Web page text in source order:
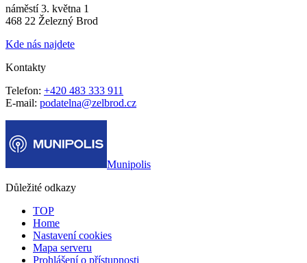
náměstí 3. května 1
468 22 Železný Brod
Kde nás najdete
Kontakty
Telefon: +420 483 333 911
E-mail: podatelna@zelbrod.cz
Munipolis
Důležité odkazy
TOP
Home
Nastavení cookies
Mapa serveru
Prohlášení o přístupnosti